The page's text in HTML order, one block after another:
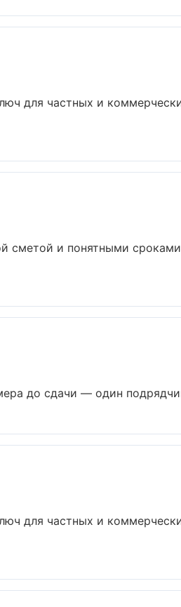
для частных и
сметой и понятными
до сдачи — один
для частных и